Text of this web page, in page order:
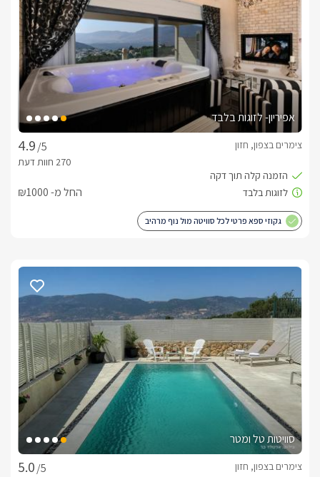
מבט פנים
3 סוויטות מרווחות ושתי בקתות עץ רומנטיות וחמימות. בכל אחת
מהיחידות תיהנו ממיטה זוגית בעלת מזרן אורטופדי איכותי, מסך
LCD 37' עם חיבור לערוצי הלוויין, מערכת קולנוע ביתית, פינת
ישיבה נוחה, חלל מרווח ונעים, ג'קוזי אינטימי ומפנק במיוחד, חדר
רחצה עם מגבות רכות וסבונים ריחניים, פינת סעודה ומטבחון
מאובזר הכולל קומקום חשמלי, פינת תה/קפה, מיקרוגל
מיטות יחיד ללינת הילדים.
כלול באירוח
מינרליים, חלוקי רחצה ונעלי ספא.
בסביבת היישוב תוכלו ליהנות ממגוון אטרקציות לילדים ולמבוגרים,
מסלולי הליכה ומסלולי אופניים, טיולי ג'יפים, רכיבה על סוסים, גישה
נוחה אל חופי הכנרת (כרבע שעה נסיעה), מסעדות איכותיות ועוד.
לצפייה במדיניות ותנאי הזמנה -לחצו כאן
הזמנות טלפוניות בלבד
לפרטים נוספים או שאלות אנחנו פה לשירותכם
בברכה, יצחק/אסתר -
052-9708330
אפיריון- לזוגות בלבד
/5
צימרים בצפון, חזון
החל מ- ₪1000
גקוזי ספא פרטי לכל סוויטה מול נוף מרהיב
סוויטות טל ומטר
/5
צימרים בצפון, חזון